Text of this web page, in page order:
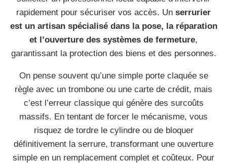
rapidement pour sécuriser vos accès. Un serrurier
est un artisan spécialisé dans la pose, la réparation
et l’ouverture des systèmes de fermeture,
garantissant la protection des biens et des personnes.
On pense souvent qu’une simple porte claquée se
règle avec un trombone ou une carte de crédit, mais
c’est l’erreur classique qui génère des surcoûts
massifs. En tentant de forcer le mécanisme, vous
risquez de tordre le cylindre ou de bloquer
définitivement la serrure, transformant une ouverture
simple en un remplacement complet et coûteux. Pour